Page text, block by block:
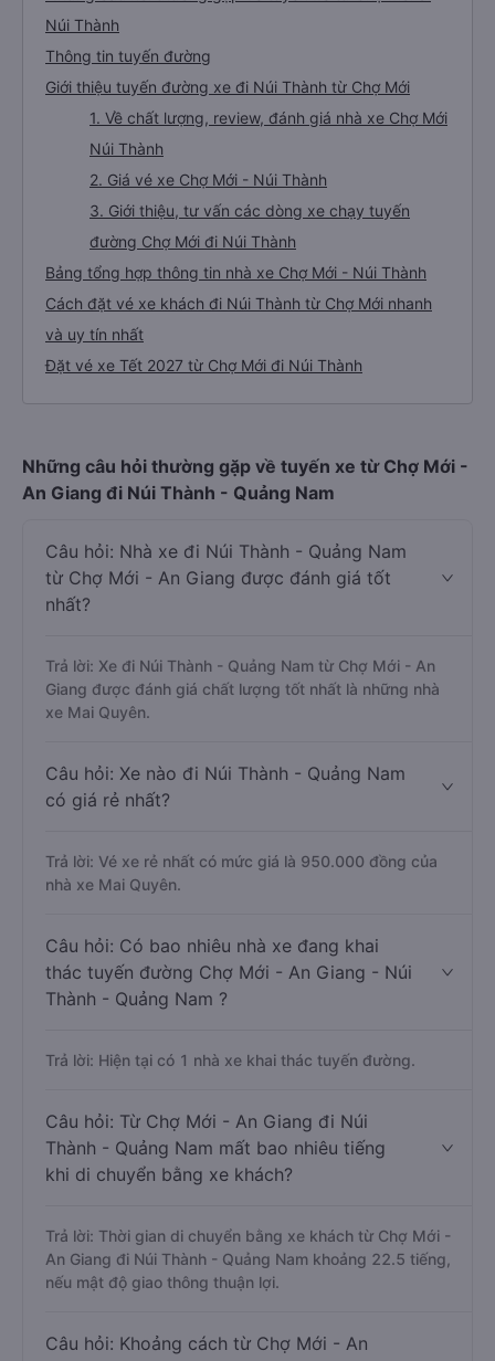
Núi Thành
Thông tin tuyến đường
Giới thiệu tuyến đường xe đi Núi Thành từ Chợ Mới
1. Về chất lượng, review, đánh giá nhà xe Chợ Mới
Núi Thành
2. Giá vé xe Chợ Mới - Núi Thành
3. Giới thiệu, tư vấn các dòng xe chạy tuyến
đường Chợ Mới đi Núi Thành
Bảng tổng hợp thông tin nhà xe Chợ Mới - Núi Thành
Cách đặt vé xe khách đi Núi Thành từ Chợ Mới nhanh
và uy tín nhất
Đặt vé xe Tết 2027 từ Chợ Mới đi Núi Thành
Những câu hỏi thường gặp về tuyến xe từ Chợ Mới -
An Giang đi Núi Thành - Quảng Nam
Câu hỏi: Nhà xe đi Núi Thành - Quảng Nam
từ Chợ Mới - An Giang được đánh giá tốt
nhất?
Trả lời: Xe đi Núi Thành - Quảng Nam từ Chợ Mới - An
Giang được đánh giá chất lượng tốt nhất là những nhà
xe Mai Quyên.
Câu hỏi: Xe nào đi Núi Thành - Quảng Nam
có giá rẻ nhất?
Trả lời: Vé xe rẻ nhất có mức giá là 950.000 đồng của
nhà xe Mai Quyên.
Câu hỏi: Có bao nhiêu nhà xe đang khai
thác tuyến đường Chợ Mới - An Giang - Núi
Thành - Quảng Nam ?
Trả lời: Hiện tại có 1 nhà xe khai thác tuyến đường.
Câu hỏi: Từ Chợ Mới - An Giang đi Núi
Thành - Quảng Nam mất bao nhiêu tiếng
khi di chuyển bằng xe khách?
Trả lời: Thời gian di chuyển bằng xe khách từ Chợ Mới -
An Giang đi Núi Thành - Quảng Nam khoảng 22.5 tiếng,
nếu mật độ giao thông thuận lợi.
Câu hỏi: Khoảng cách từ Chợ Mới - An